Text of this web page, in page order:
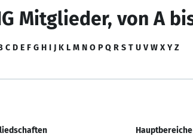
Mitglieder, von A
C D E F G H I J K L M N O P Q R S T U V W X Y Z
Hauptbereiche